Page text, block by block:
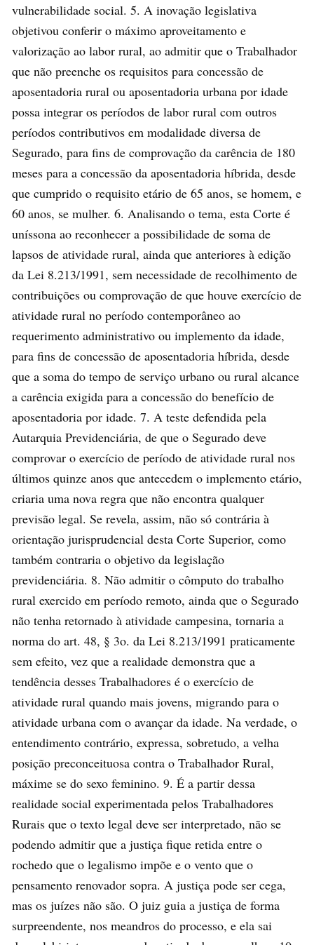
vulnerabilidade social. 5. A inovação legislativa
objetivou conferir o máximo aproveitamento e
valorização ao labor rural, ao admitir que o Trabalhador
que não preenche os requisitos para concessão de
aposentadoria rural ou aposentadoria urbana por idade
possa integrar os períodos de labor rural com outros
períodos contributivos em modalidade diversa de
Segurado, para fins de comprovação da carência de 180
meses para a concessão da aposentadoria híbrida, desde
que cumprido o requisito etário de 65 anos, se homem, e
60 anos, se mulher. 6. Analisando o tema, esta Corte é
uníssona ao reconhecer a possibilidade de soma de
lapsos de atividade rural, ainda que anteriores à edição
da Lei 8.213/1991, sem necessidade de recolhimento de
contribuições ou comprovação de que houve exercício de
atividade rural no período contemporâneo ao
requerimento administrativo ou implemento da idade,
para fins de concessão de aposentadoria híbrida, desde
que a soma do tempo de serviço urbano ou rural alcance
a carência exigida para a concessão do benefício de
aposentadoria por idade. 7. A teste defendida pela
Autarquia Previdenciária, de que o Segurado deve
comprovar o exercício de período de atividade rural nos
últimos quinze anos que antecedem o implemento etário,
criaria uma nova regra que não encontra qualquer
previsão legal. Se revela, assim, não só contrária à
orientação jurisprudencial desta Corte Superior, como
também contraria o objetivo da legislação
previdenciária. 8. Não admitir o cômputo do trabalho
rural exercido em período remoto, ainda que o Segurado
não tenha retornado à atividade campesina, tornaria a
norma do art. 48, § 3o. da Lei 8.213/1991 praticamente
sem efeito, vez que a realidade demonstra que a
tendência desses Trabalhadores é o exercício de
atividade rural quando mais jovens, migrando para o
atividade urbana com o avançar da idade. Na verdade, o
entendimento contrário, expressa, sobretudo, a velha
posição preconceituosa contra o Trabalhador Rural,
máxime se do sexo feminino. 9. É a partir dessa
realidade social experimentada pelos Trabalhadores
Rurais que o texto legal deve ser interpretado, não se
podendo admitir que a justiça fique retida entre o
rochedo que o legalismo impõe e o vento que o
pensamento renovador sopra. A justiça pode ser cega,
mas os juízes não são. O juiz guia a justiça de forma
surpreendente, nos meandros do processo, e ela sai